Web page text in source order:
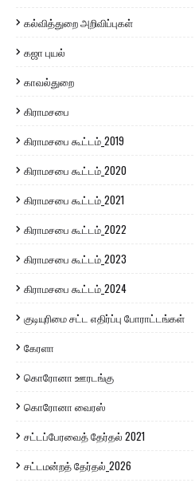
கல்வித்துறை அறிவிப்புகள்
கஜா புயல்
காவல்துறை
கிராமசபை
கிராமசபை கூட்டம்_2019
கிராமசபை கூட்டம்_2020
கிராமசபை கூட்டம்_2021
கிராமசபை கூட்டம்_2022
கிராமசபை கூட்டம்_2023
கிராமசபை கூட்டம்_2024
குடியுரிமை சட்ட எதிர்ப்பு போராட்டங்கள்
கேரளா
கொரோனா ஊரடங்கு
கொரோனா வைரஸ்
சட்டப்பேரவைத் தேர்தல் 2021
சட்டமன்றத் தேர்தல்_2026